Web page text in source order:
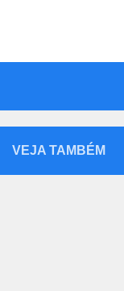
VEJA TAMBÉM